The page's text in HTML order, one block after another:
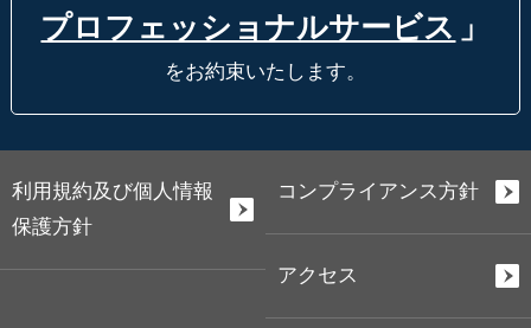
プロフェッショナルサービス 」
をお約束いたします。
利用規約及び個人情報
保護方針
コンプライアンス方針
アクセス